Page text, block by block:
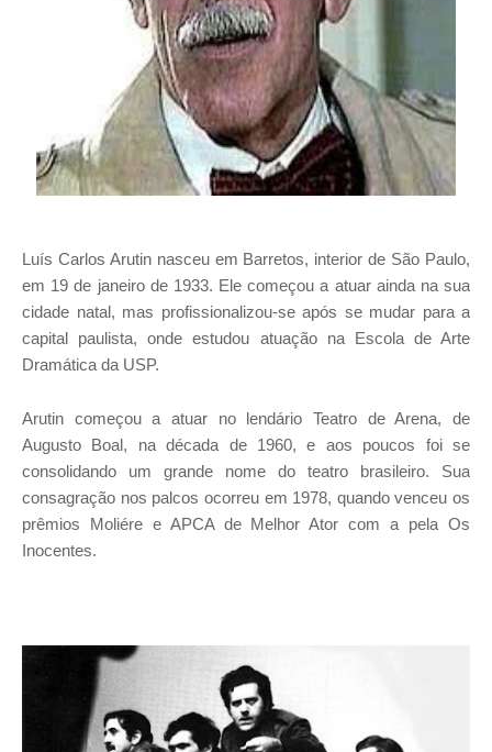
Luís Carlos Arutin nasceu em Barretos, interior de São Paulo,
em 19 de janeiro de 1933. Ele começou a atuar ainda na sua
cidade natal, mas profissionalizou-se após se mudar para a
capital paulista, onde estudou atuação na Escola de Arte
Dramática da USP.
Arutin começou a atuar no lendário Teatro de Arena, de
Augusto Boal, na década de 1960, e aos poucos foi se
consolidando um grande nome do teatro brasileiro. Sua
consagração nos palcos ocorreu em 1978, quando venceu os
prêmios Moliére e APCA de Melhor Ator com a pela Os
Inocentes.